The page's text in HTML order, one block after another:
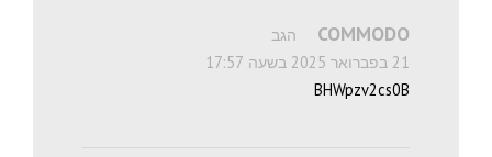
COMMODO
הגב
21 בפברואר 2025 בשעה 17:57
BHWpzv2cs0B